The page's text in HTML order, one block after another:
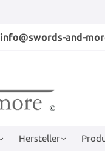
info@swords-and-
Hersteller